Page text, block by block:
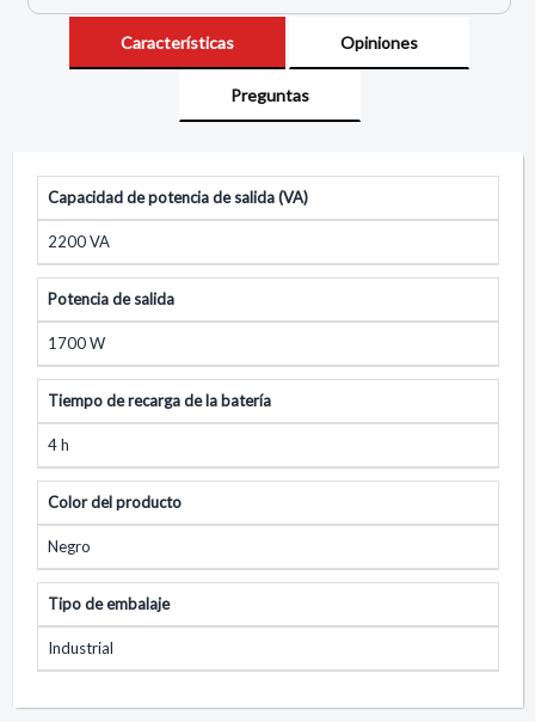
Características Opiniones
Preguntas
Capacidad de potencia de salida (VA)
2200 VA
Potencia de salida
1700 W
Tiempo de recarga de la batería
4 h
Color del producto
Negro
Tipo de embalaje
Industrial